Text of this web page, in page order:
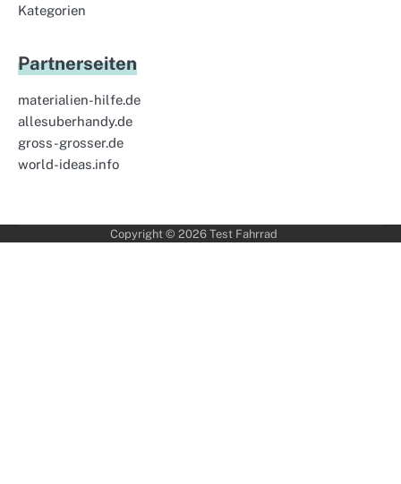
Kategorien
Partnerseiten
materialien-hilfe.de
allesuberhandy.de
gross-grosser.de
world-ideas.info
Copyright © 2026 Test Fahrrad